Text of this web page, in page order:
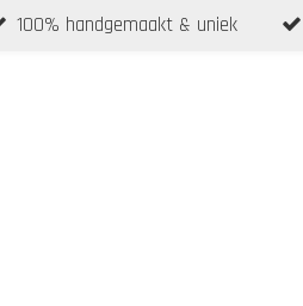
100% handgemaakt & uniek